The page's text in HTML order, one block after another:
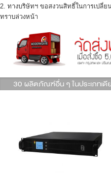
2. ทางบริษัทฯ ขอสงวนสิทธิ์ในการเปลี่
ทราบล่วงหน้า
30 ผลิตภัณฑ์อื่น ๆ ในประเภทเดี